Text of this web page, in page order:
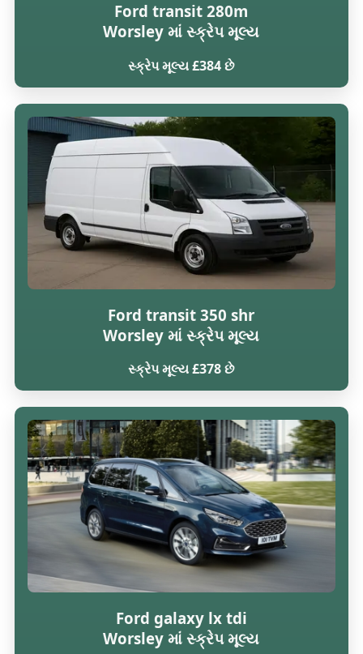
Ford transit 280m
Worsley માં સ્ક્રેપ મૂલ્ય
સ્ક્રેપ મૂલ્ય £384 છે
Ford transit 350 shr
Worsley માં સ્ક્રેપ મૂલ્ય
સ્ક્રેપ મૂલ્ય £378 છે
Ford galaxy lx tdi
Worsley માં સ્ક્રેપ મૂલ્ય